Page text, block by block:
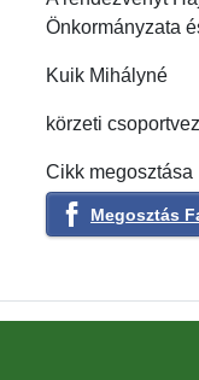
Önkormányzata
Kuik Mihályné
körzeti
Cikk megosztása
Megosztás